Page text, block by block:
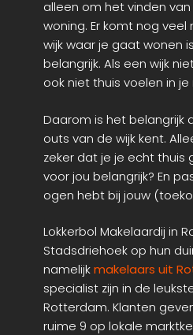
alleen om het vinden
woning. Er komt nog veel
wijk waar je gaat wonen
belangrijk. Als een wijk
ook niet thuis voelen in
Daarom is het belangrijk
outs van de wijk kent.
zeker dat je je echt thuis
voor jou belangrijk? En
ogen hebt bij jouw
Lokkerbol Makelaardij in
Stadsdriehoek op hun
namelijkmakelaars uit
specialist zijn in de
Rotterdam. Klanten
ruime 9 op lokale